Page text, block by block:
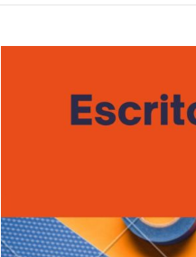
Portal